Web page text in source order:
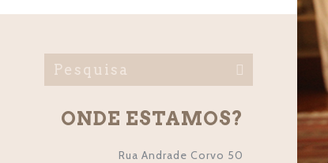
ONDE ESTAMOS?
Rua Andrade Corvo 50